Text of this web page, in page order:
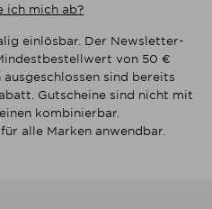
ich mich ab?
einlösbar. Der Newsletter-
von 50 €
sind bereits
Gutscheine sind nicht mit
kombinierbar.
alle Marken anwendbar.